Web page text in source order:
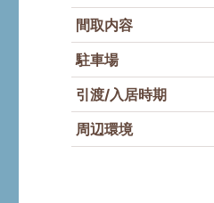
間取内容
駐車場
引渡/入居時期
周辺環境